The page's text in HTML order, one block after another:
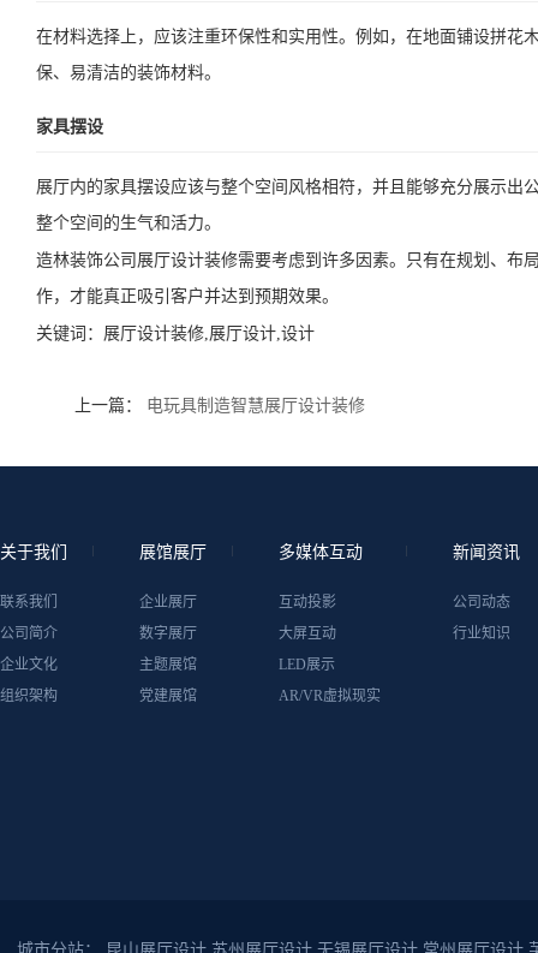
在材料选择上，应该注重环保性和实用性。例如，在地面铺设拼
保、易清洁的装饰材料。
家具摆设
展厅内的家具摆设应该与整个空间风格相符，并且能够充分展示
整个空间的生气和活力。
造林装饰公司展厅设计装修需要考虑到许多因素。只有在规划、
作，才能真正吸引客户并达到预期效果。
关键词： 展厅设计装修,展厅设计,设计
上一篇： 电玩具制造智慧展厅设计装修
关于我们
联系我们
公司简介
企业文化
组织架构
展馆展厅
企业展厅
数字展厅
主题展馆
党建展馆
多媒体互动
互动投影
大屏互动
LED展示
AR/VR虚拟现实
新闻资讯
公司动态
行业知识